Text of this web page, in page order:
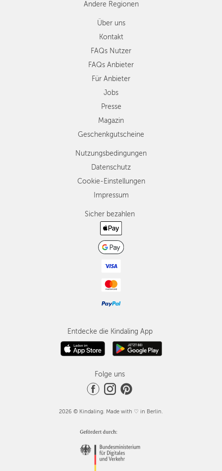
Andere Regionen
Über uns
Kontakt
FAQs Nutzer
FAQs Anbieter
Für Anbieter
Jobs
Presse
Magazin
Geschenkgutscheine
Nutzungsbedingungen
Datenschutz
Cookie-Einstellungen
Impressum
Sicher bezahlen
Entdecke die Kindaling App
Folge uns
2026 © Kindaling. Made with ♡ in Berlin.